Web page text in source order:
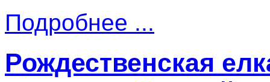
Подробнее ...
Рождественская